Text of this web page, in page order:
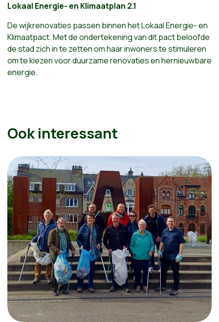
Lokaal Energie- en Klimaatplan 2.1
De wijkrenovaties passen binnen het Lokaal Energie- en
Klimaatpact. Met de ondertekening van dit pact beloofde
de stad zich in te zetten om haar inwoners te stimuleren
om te kiezen voor duurzame renovaties en hernieuwbare
energie.
Ook interessant